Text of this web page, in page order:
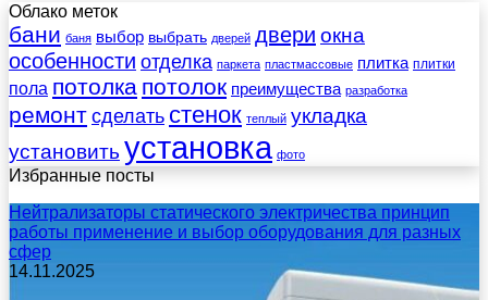
Облако меток
бани баня выбор выбрать дверей двери окна
особенности отделка паркета пластмассовые плитка плитки
пола потолка потолок преимущества разработка
ремонт сделать стенок теплый укладка
установить установка фото
Избранные посты
Нейтрализаторы статического электричества принцип
работы применение и выбор оборудования для разных
сфер
14.11.2025